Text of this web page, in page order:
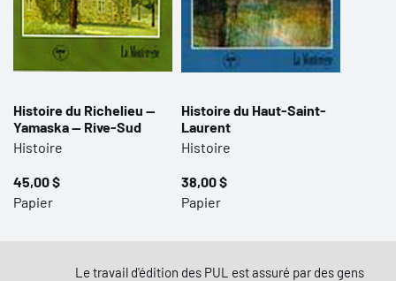
Histoire du Richelieu —
Yamaska — Rive-Sud
Histoire
45,00 $
Papier
Histoire du Haut-Saint-
Laurent
Histoire
38,00 $
Papier
Le travail d'édition des PUL est assuré par des gens